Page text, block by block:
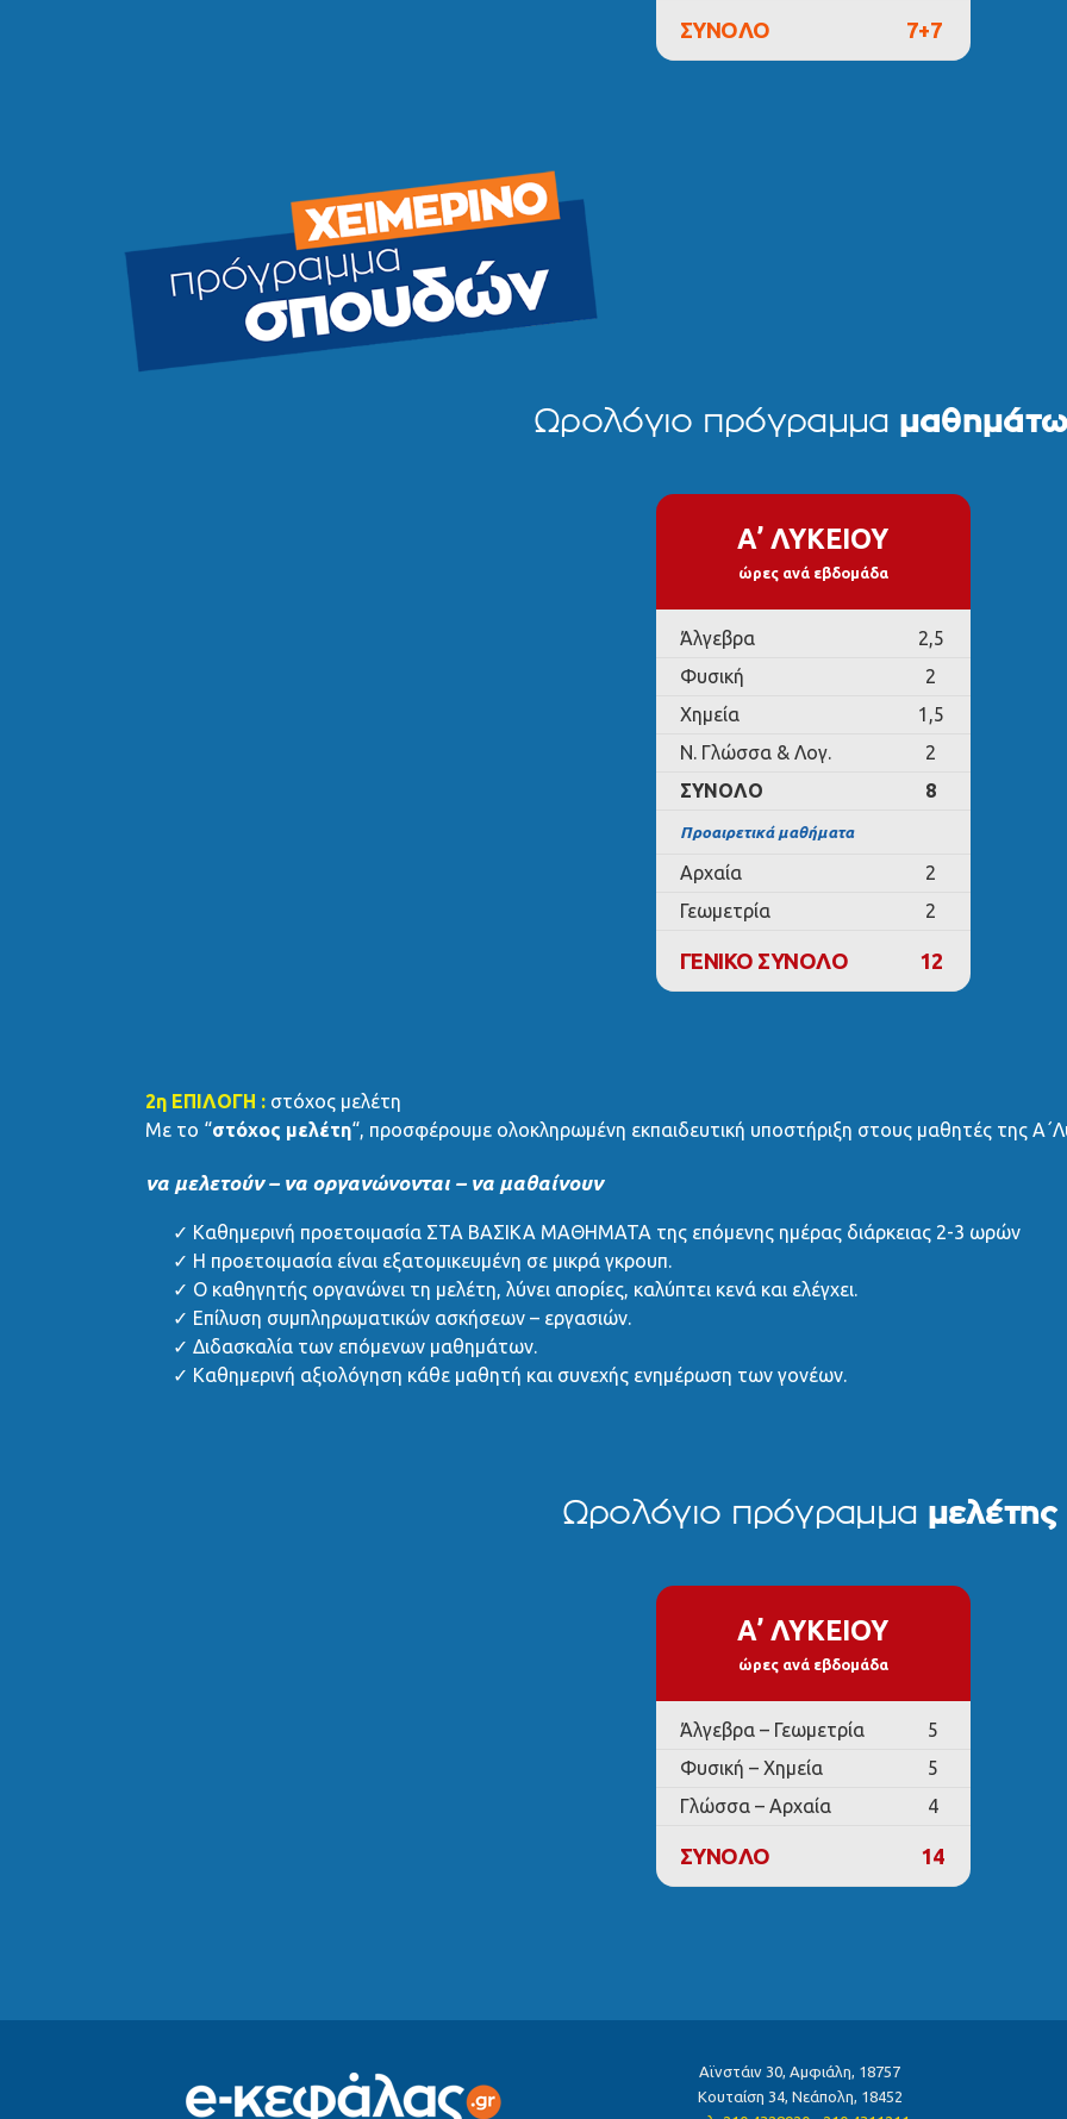
ΣΥΝΟΛΟ 7+7
Ωρολόγιο πρόγραμμα
Α’ ΛΥΚΕΙΟΥ
ώρες ανά εβδομάδα
Άλγεβρα
2,5
Φυσική
2
Χημεία
1,5
Ν. Γλώσσα & Λογ.
2
ΣΥΝΟΛΟ
8
Προαιρετικά μαθήματα
Αρχαία
2
Γεωμετρία
2
ΓΕΝΙΚΟ ΣΥΝΟΛΟ 12
2η ΕΠΙΛΟΓΗ : στόxος μελέτη
Με το “στόxος μελέτη“, προσφέρουμε ολοκληρωμένη εκπαιδευτική υποστήριξη στους μαθητές της
να μελετούν – να οργανώνονται – να μαθαίνουν
Καθημερινή προετοιμασία ΣΤΑ ΒΑΣΙΚΑ ΜΑΘΗΜΑΤΑ της επόμενης ημέρας διάρκειας 2-3 ωρών
Η προετοιμασία είναι εξατομικευμένη σε μικρά γκρουπ.
Ο καθηγητής οργανώνει τη μελέτη, λύνει απορίες, καλύπτει κενά και ελέγχει.
Επίλυση συμπληρωματικών ασκήσεων – εργασιών.
Διδασκαλία των επόμενων μαθημάτων.
Καθημερινή αξιολόγηση κάθε μαθητή και συνεχής ενημέρωση των γονέων.
Ωρολόγιο πρόγραμμα μελέτης
Α’ ΛΥΚΕΙΟΥ
ώρες ανά εβδομάδα
Άλγεβρα – Γεωμετρία
5
Φυσική – Χημεία
5
Γλώσσα – Αρχαία
4
ΣΥΝΟΛΟ 14
Αϊνστάιν 30, Αμφιάλη, 18757
Κουταίση 34, Νεάπολη, 18452